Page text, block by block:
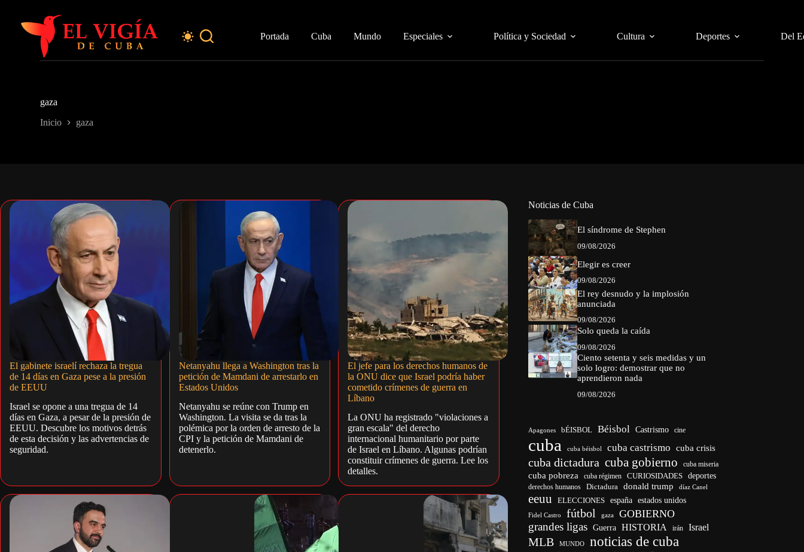
contenido
Portada Cuba Mundo Especiales Política y Sociedad Cultura Deportes Del
gaza
Inicio gaza
El gabinete israelí rechaza la tregua
de 14 días en Gaza pese a la presión
de EEUU
Israel se opone a una tregua de 14
días en Gaza, a pesar de la presión de
EEUU. Descubre los motivos detrás
de esta decisión y las advertencias de
seguridad.
Netanyahu llega a Washington tras la
petición de Mamdani de arrestarlo en
Estados Unidos
Netanyahu se reúne con Trump en
Washington. La visita se da tras la
polémica por la orden de arresto de la
CPI y la petición de Mamdani de
detenerlo.
El jefe para los derechos humanos de
la ONU dice que Israel podría haber
cometido crímenes de guerra en
Líbano
La ONU ha registrado "violaciones a
gran escala" del derecho
internacional humanitario por parte
de Israel en Líbano. Algunas podrían
constituir crímenes de guerra. Lee los
detalles.
Noticias de Cuba
El síndrome de Stephen
09/08/2026
Elegir es creer
09/08/2026
El rey desnudo y la implosión
anunciada
09/08/2026
Solo queda la caída
09/08/2026
Ciento setenta y seis medidas y un
solo logro: demostrar que no
aprendieron nada
09/08/2026
Apagones bÉISBOL Béisbol Castrismo cine
cuba cuba béisbol cuba castrismo cuba crisis
cuba dictadura cuba gobierno cuba miseria
cuba pobreza cuba régimen CURIOSIDADES deportes
derechos humanos Dictadura donald trump díaz Canel
eeuu ELECCIONES españa estados unidos
Fidel Castro fútbol gaza GOBIERNO
grandes ligas Guerra HISTORIA irán Israel
MLB MUNDO noticias de cuba